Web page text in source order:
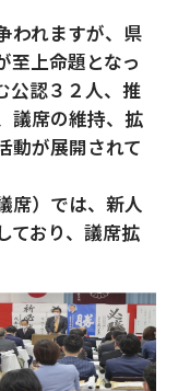
われますが、県
至上命題となっ
公認３２人、推
議席の維持、拡
動が展開されて
席）では、新人
ており、議席拡